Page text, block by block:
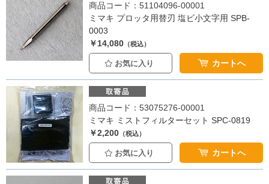
商品コード：51104096-00001
ミマキ プロッタ用替刃 塩ビ小文字用 SPB-
0003
￥14,080 （税込）
お気に入り カートへ
商品コード：53075276-00001
ミマキ ミストフィルターセット SPC-0819
￥2,200 （税込）
お気に入り カートへ